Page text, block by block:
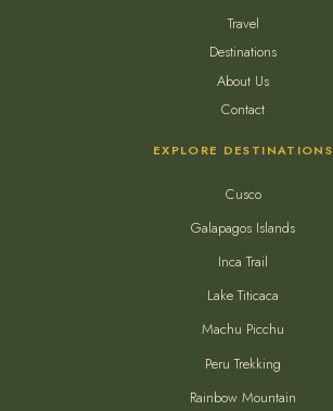
Travel
Destinations
About Us
Contact
EXPLORE DESTINATIONS
Cusco
Galapagos Islands
Inca Trail
Lake Titicaca
Machu Picchu
Peru Trekking
Rainbow Mountain